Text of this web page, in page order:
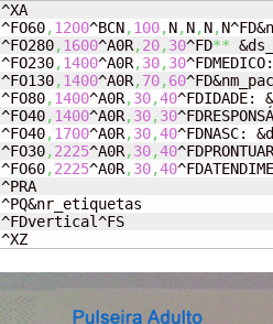
^XA
^FO60,1200^BCN,100,N,N,N,
^FO280, 1600^A0R, 20, 30^FD**
^FO230,1400^A0R,30,30
^FO130, 1400^A0R, 70, 60
^FO80,1400^A0R,30,40^FDIDADE:
^FO40, 1400^A0R, 30, 30
^FO40,1700^A0R,30,40^FDNASC:
^FO30, 2225^A0R, 30,40
^FO60,2225^A0R,30,40
^PRA
^PQ&nr_etiquetas
^FDvertical^FS
^XZ